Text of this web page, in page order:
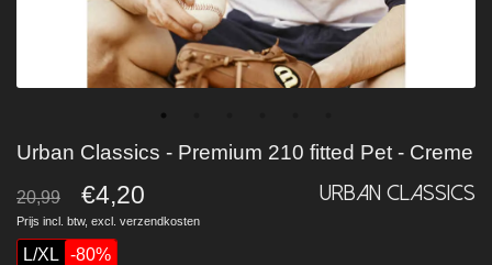
Urban Classics - Premium 210 fitted Pet - Creme
20,99 €4,20
Prijs incl. btw, excl. verzendkosten
Urban Classics
L/XL -80%